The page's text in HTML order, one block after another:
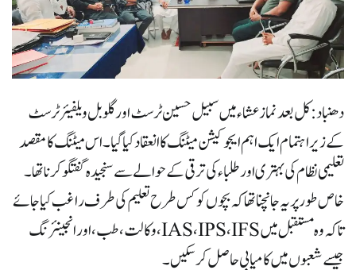
دھنباد : کل بعد نماز عشاء میں سبیل حسین ٹرسٹ اور گلوبل ویلفیئر ٹرسٹ
کے زیر اہتمام ایک اہم ایجوکیشن میٹنگ کا انعقاد کیا گیا۔ اس میٹنگ کا مقصد
تعلیمی نظام کی بہتری اور طلباء کی ترقی کے حوالے سے سنجیدہ گفتگو کرنا تھا۔
خاص طور پر یہ جانچنا تھا کہ بچوں کو کس طرح تعلیم کی طرف راغب کیا جائے
تاکہ وہ مستقبل میں IAS، IPS، IFS، وکالت، طب، اور انجینئرنگ
جیسے شعبوں میں کامیابی حاصل کر سکیں۔